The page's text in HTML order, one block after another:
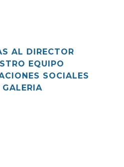
AL DIRECTOR
EQUIPO
SOCIALES
GALERIA